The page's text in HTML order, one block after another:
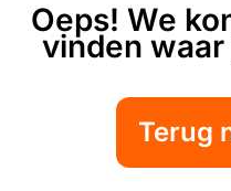
Oeps! We
vinden
Terug